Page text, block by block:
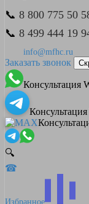
📞 8 800 775 50
📞 8 499 444 19
info@mfhc.ru
Заказать звонок
Консультация
🔍
☎
Избранное